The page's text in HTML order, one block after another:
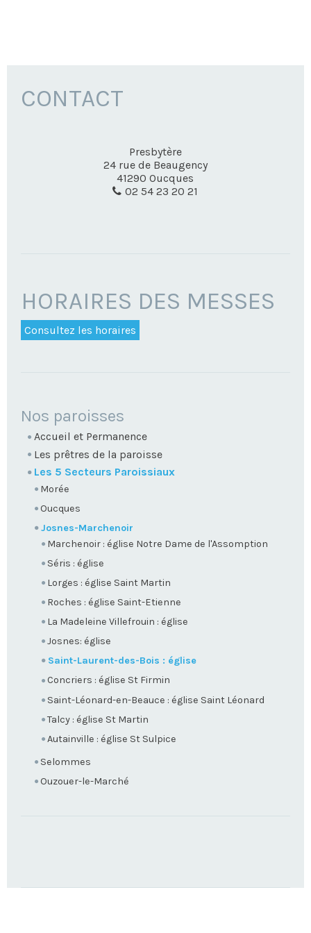
CONTACT
Presbytère
24 rue de Beaugency
41290 Oucques
02 54 23 20 21
HORAIRES DES MESSES
Consultez les horaires
NAVIGATION
Nos paroisses
Accueil et Permanence
Les prêtres de la paroisse
Les 5 Secteurs Paroissiaux
Morée
Oucques
Josnes-Marchenoir
Marchenoir : église Notre Dame de l'Assomption
Séris : église
Lorges : église Saint Martin
Roches : église Saint-Etienne
La Madeleine Villefrouin : église
Josnes: église
Saint-Laurent-des-Bois : église
Concriers : église St Firmin
Saint-Léonard-en-Beauce : église Saint Léonard
Talcy : église St Martin
Autainville : église St Sulpice
Selommes
Ouzouer-le-Marché